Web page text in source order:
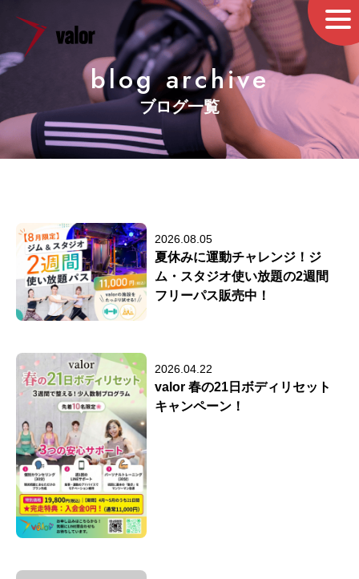
blog archive
ブログ一覧
2026.08.05
夏休みに運動チャレンジ！ジ
ム・スタジオ使い放題の2週間
フリーパス販売中！
2026.04.22
valor 春の21日ボディリセット
キャンペーン！